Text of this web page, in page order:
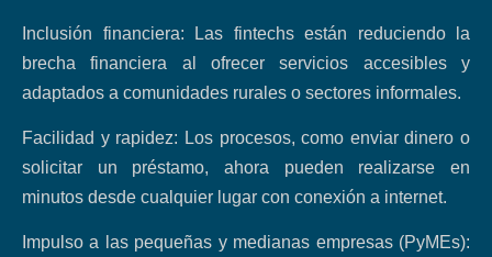
Inclusión financiera: Las fintechs están reduciendo la
brecha financiera al ofrecer servicios accesibles y
adaptados a comunidades rurales o sectores informales.
Facilidad y rapidez: Los procesos, como enviar dinero o
solicitar un préstamo, ahora pueden realizarse en
minutos desde cualquier lugar con conexión a internet.
Impulso a las pequeñas y medianas empresas (PyMEs):